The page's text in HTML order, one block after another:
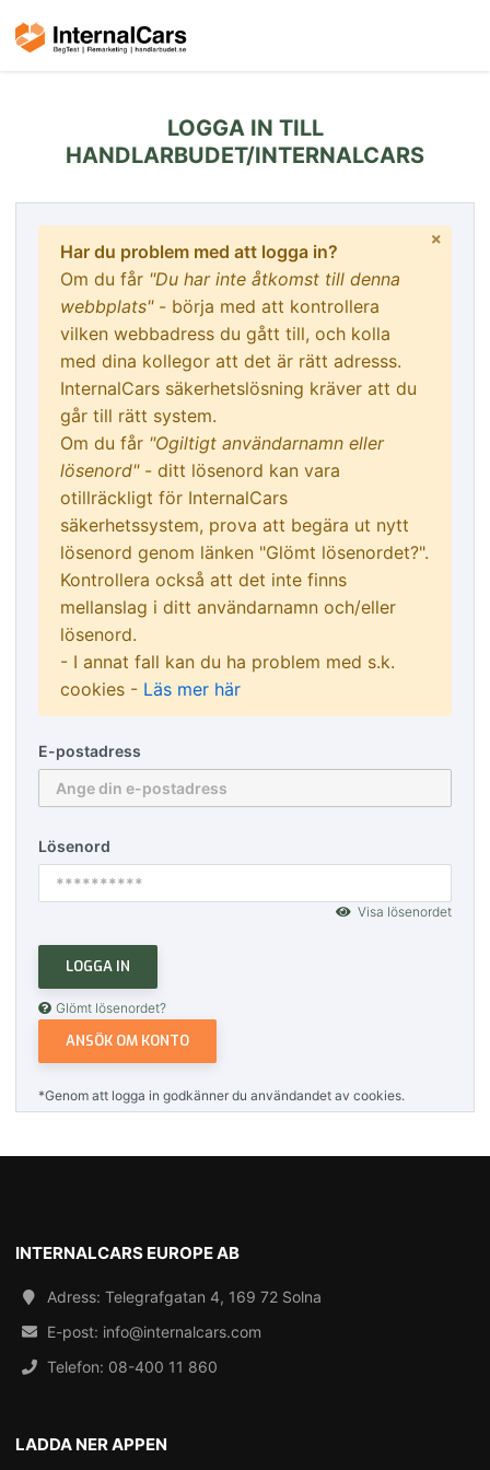
LOGGA IN TILL
HANDLARBUDET/INTERNALCARS
Har du problem med att logga in?
Om du får "Du har inte åtkomst till denna
webbplats"- börja med att kontrollera
vilken webbadress du gått till, och kolla
med dina kollegor att det är rätt adresss.
InternalCars säkerhetslösning kräver att du
går till rätt system.
Om du får "Ogiltigt användarnamn eller
lösenord"- ditt lösenord kan vara
otillräckligt för InternalCars
säkerhetssystem, prova att begära ut nytt
lösenord genom länken "Glömt lösenordet?".
Kontrollera också att det inte finns
mellanslag i ditt användarnamn och/eller
lösenord.
- I annat fall kan du ha problem med s.k.
cookies - Läs mer här
E-postadress
Lösenord
Visa lösenordet
LOGGA IN
Glömt lösenordet?
ANSÖK OM KONTO
*Genom att logga in godkänner du användandet av cookies.
INTERNALCARS EUROPE AB
Adress: Telegrafgatan 4, 169 72 Solna
E-post: info@internalcars.com
Telefon: 08-400 11 860
LADDA NER APPEN